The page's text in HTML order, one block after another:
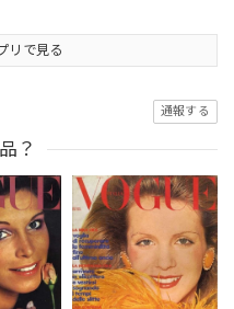
リで見る
通報する
？